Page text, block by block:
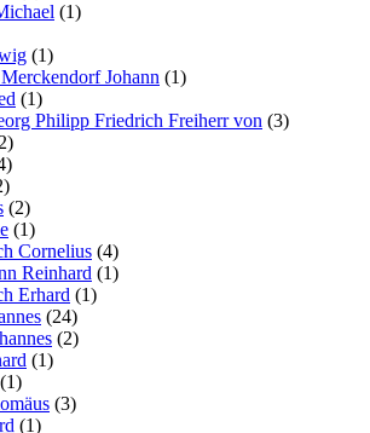
(1)
(1)
Johann (1)
(1)
Philipp Friedrich Freiherr von (3)
(2)
(1)
Cornelius (4)
Reinhard (1)
Erhard (1)
(24)
(2)
(1)
(1)
(3)
(1)